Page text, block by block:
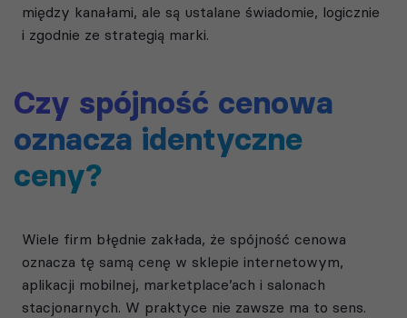
między kanałami, ale są ustalane świadomie, logicznie
i zgodnie ze strategią marki.
Czy spójność cenowa
oznacza identyczne
ceny?
Wiele firm błędnie zakłada, że spójność cenowa
oznacza tę samą cenę w sklepie internetowym,
aplikacji mobilnej, marketplace’ach i salonach
stacjonarnych. W praktyce nie zawsze ma to sens.